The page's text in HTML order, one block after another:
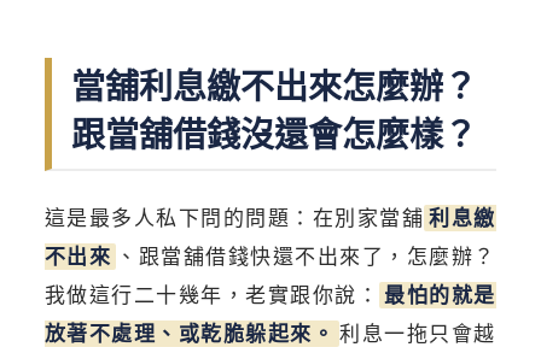
當舖利息繳不出來怎麼辦？
跟當舖借錢沒還會怎麼樣？
這是最多人私下問的問題：在別家當舖 利息繳
不出來 、跟當舖借錢快還不出來了，怎麼辦？
我做這行二十幾年，老實跟你說：
最怕的就是
放著不處理、或乾脆躲起來。 利息一拖只會越